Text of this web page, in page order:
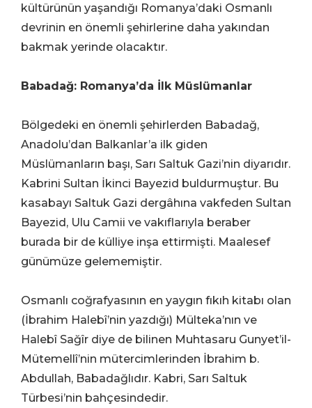
kültürünün yaşandığı Romanya’daki Osmanlı
devrinin en önemli şehirlerine daha yakından
bakmak yerinde olacaktır.
Babadağ: Romanya’da İlk Müslümanlar
Bölgedeki en önemli şehirlerden Babadağ,
Anadolu’dan Balkanlar’a ilk giden
Müslümanların başı, Sarı Saltuk Gazi’nin diyarıdır.
Kabrini Sultan İkinci Bayezid buldurmuştur. Bu
kasabayı Saltuk Gazi dergâhına vakfeden Sultan
Bayezid, Ulu Camii ve vakıflarıyla beraber
burada bir de külliye inşa ettirmişti. Maalesef
günümüze gelememiştir.
Osmanlı coğrafyasının en yaygın fıkıh kitabı olan
(İbrahim Halebî’nin yazdığı) Mülteka’nın ve
Halebî Sağîr diye de bilinen Muhtasaru Gunyet’il-
Mütemellî’nin mütercimlerinden İbrahim b.
Abdullah, Babadağlıdır. Kabri, Sarı Saltuk
Türbesi’nin bahçesindedir.